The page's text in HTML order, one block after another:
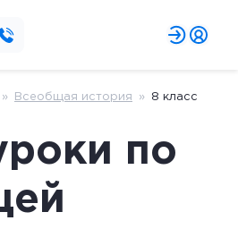
» Всеобщая история » 8 класс
по